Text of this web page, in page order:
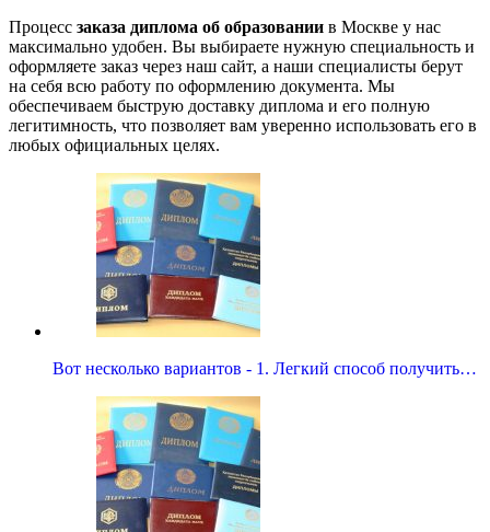
Процесс заказа диплома об образовании в Москве у нас
максимально удобен. Вы выбираете нужную специальность и
оформляете заказ через наш сайт, а наши специалисты берут
на себя всю работу по оформлению документа. Мы
обеспечиваем быструю доставку диплома и его полную
легитимность, что позволяет вам уверенно использовать его в
любых официальных целях.
Вот несколько вариантов - 1. Легкий способ получить…